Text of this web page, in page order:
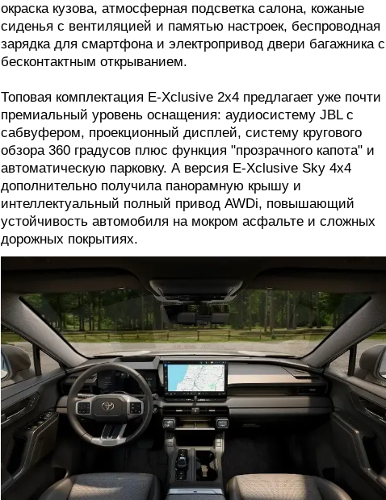
окраска кузова, атмосферная подсветка салона, кожаные
сиденья с вентиляцией и памятью настроек, беспроводная
зарядка для смартфона и электропривод двери багажника с
бесконтактным открыванием.
Топовая комплектация E-Xclusive 2x4 предлагает уже почти
премиальный уровень оснащения: аудиосистему JBL с
сабвуфером, проекционный дисплей, систему кругового
обзора 360 градусов плюс функция "прозрачного капота" и
автоматическую парковку. А версия E-Xclusive Sky 4x4
дополнительно получила панорамную крышу и
интеллектуальный полный привод AWDi, повышающий
устойчивость автомобиля на мокром асфальте и сложных
дорожных покрытиях.